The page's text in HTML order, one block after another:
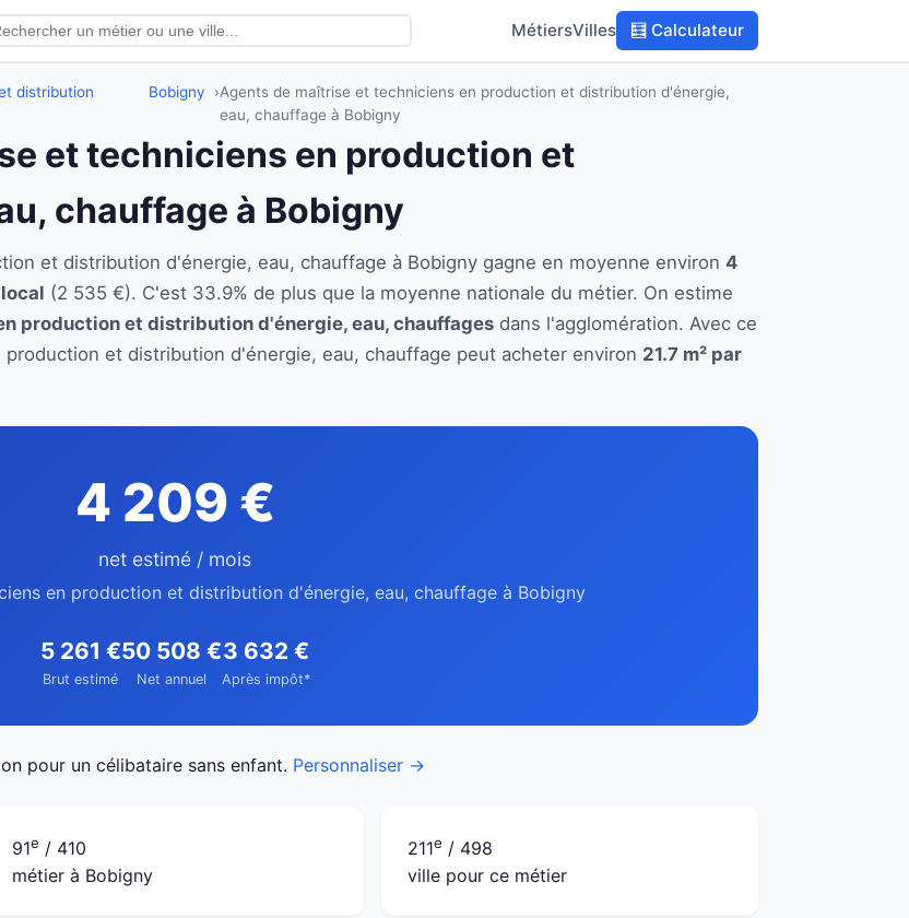
MétiersVilles 🧮 Calculateur
distribution
Bobigny
Agents de maîtrise et techniciens en production et distribution d'énergie,
eau, chauffage à Bobigny
et techniciens en production et
chauffage à Bobigny
et distribution d'énergie, eau, chauffage à Bobigny gagne en moyenne environ 4
(2 535 €). C'est 33.9% de plus que la moyenne nationale du métier. On estime
production et distribution d'énergie, eau, chauffages dans l'agglomération. Avec ce
et distribution d'énergie, eau, chauffage peut acheter environ 21.7 m² par
4 209 €
net estimé / mois
en production et distribution d'énergie, eau, chauffage à Bobigny
5 261 €
Brut estimé
50 508 €
Net annuel
3 632 €
Après impôt*
pour un célibataire sans enfant. Personnaliser →
91e / 410
métier à Bobigny
211e / 498
ville pour ce métier